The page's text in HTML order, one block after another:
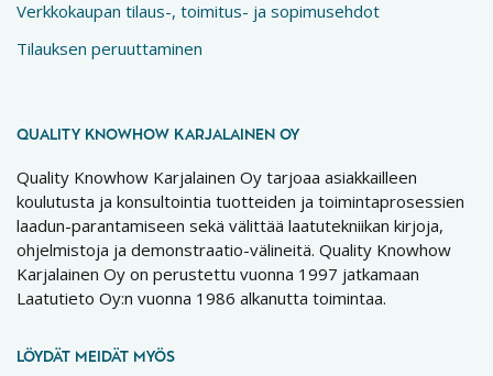
Verkkokaupan tilaus-, toimitus- ja sopimusehdot
Tilauksen peruuttaminen
QUALITY KNOWHOW KARJALAINEN OY
Quality Knowhow Karjalainen Oy tarjoaa asiakkailleen
koulutusta ja konsultointia tuotteiden ja toimintaprosessien
laadun-parantamiseen sekä välittää laatutekniikan kirjoja,
ohjelmistoja ja demonstraatio-välineitä. Quality Knowhow
Karjalainen Oy on perustettu vuonna 1997 jatkamaan
Laatutieto Oy:n vuonna 1986 alkanutta toimintaa.
LÖYDÄT MEIDÄT MYÖS